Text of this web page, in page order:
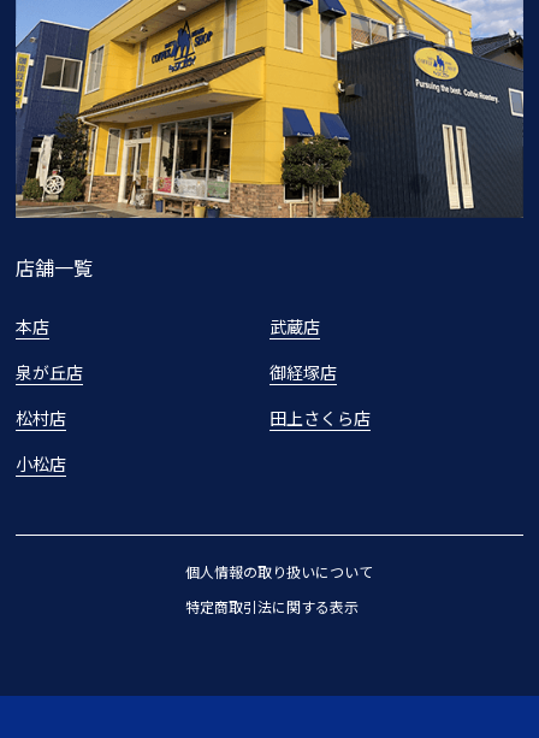
店舗一覧
本店
武蔵店
泉が丘店
御経塚店
松村店
田上さくら店
小松店
個人情報の取り扱いについて
特定商取引法に関する表示